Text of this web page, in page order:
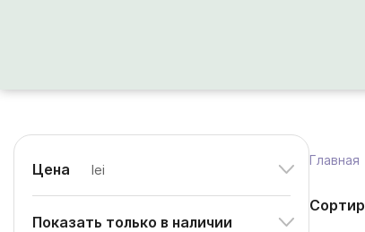
Цена lei
Показать только в наличии
Главная